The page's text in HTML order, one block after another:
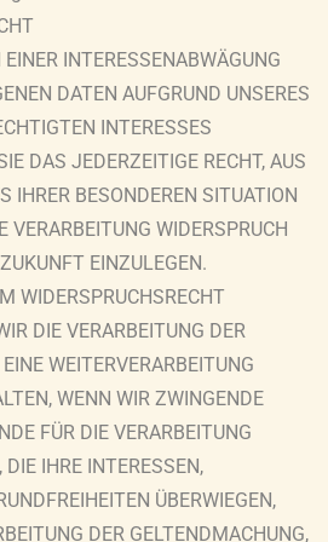
INTERESSENABWÄGUNG
DATEN AUFGRUND UNSERES
INTERESSES
DAS JEDERZEITIGE RECHT, AUS
IHRER BESONDEREN SITUATION
VERARBEITUNG WIDERSPRUCH
EINZULEGEN.
WIDERSPRUCHSRECHT
DIE VERARBEITUNG DER
WEITERVERARBEITUNG
WENN WIR ZWINGENDE
FÜR DIE VERARBEITUNG
IHRE INTERESSEN,
ÜBERWIEGEN,
DER GELTENDMACHUNG,